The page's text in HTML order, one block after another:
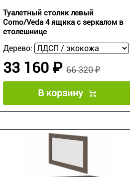
Туалетный столик левый
Como/Veda 4 ящика с зеркалом в
столешнице
Дерево:
66 320 ₽
33 160 ₽
В корзину